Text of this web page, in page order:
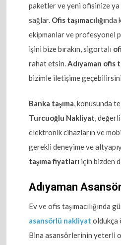
paketler ve yeni ofisinize ya
sağlar. Ofis taşımacılığında
ekipmanlar ve profesyonel
işini bize bırakın, sigortalı
rahat etsin.Adıyaman ofis
bizimle iletişime
Banka taşıma, konusunda
Turcuoğlu Nakliyat,
elektronik cihazların ve
gerekli deneyime ve
taşıma fiyatları için bizden
Adıyaman
Ev ve ofis taşımacılığında
asansörlü nakliyat oldukça
Bina asansörlerinin yeterli